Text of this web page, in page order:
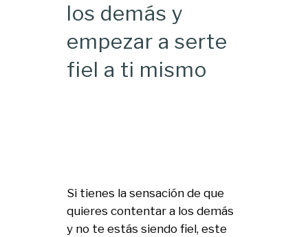
los demás y
empezar a serte
fiel a ti mismo
Si tienes la sensación de que
quieres contentar a los demás
y no te estás siendo fiel, este